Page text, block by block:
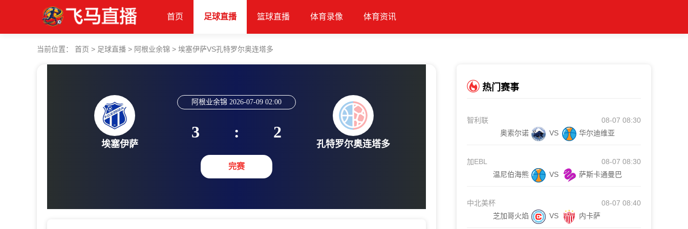
首页 足球直播 篮球直播 体育录像 体育资讯
当前位置： 首页 > 足球直播 > 阿根业余锦 > 埃塞伊萨VS孔特罗尔奥连塔多
埃塞伊萨
阿根业余锦 2026-07-09 02:00
3 : 2
完赛
孔特罗尔奥连塔多
热门赛事
智利联
08-07 08:30
奥索尔诺
VS 华尔迪维亚
加EBL
08-07 08:30
温尼伯海熊
VS 萨斯卡通曼巴
中北美杯
08-07 08:40
芝加哥火焰
VS 内卡萨